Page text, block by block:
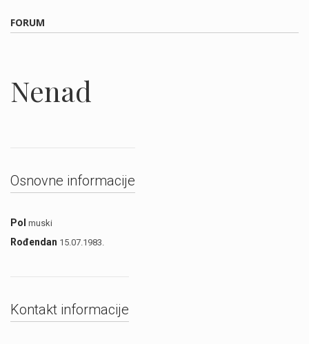
FORUM
Nenad
Osnovne informacije
Pol muski
Rođendan 15.07.1983.
Kontakt informacije